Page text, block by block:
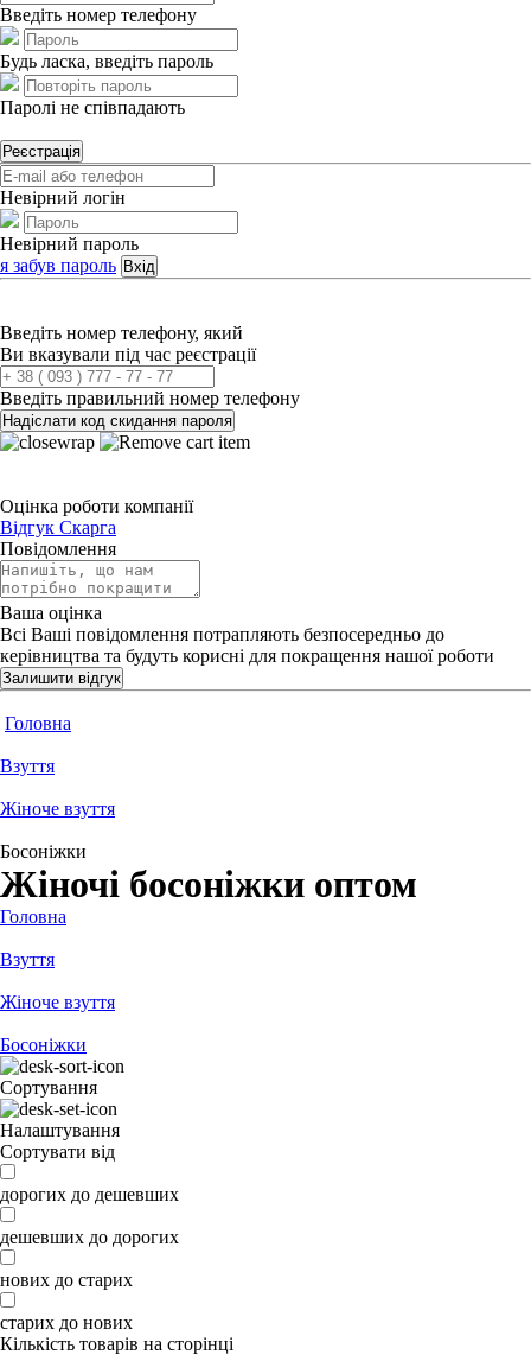
Введіть номер телефону
Будь ласка, введіть пароль
Паролі не співпадають
Реєстрація
Невірний логін
Невірний пароль
я забув пароль Вхід
Введіть номер телефону, який
Ви вказували під час реєстрації
Введіть правильний номер телефону
Надіслати код скидання пароля
Оцінка роботи компанії
Відгук Скарга
Повідомлення
Ваша оцінка
Всі Ваші повідомлення потрапляють безпосередньо до
керівництва та будуть корисні для покращення нашої роботи
Залишити відгук
Головна
Взуття
Жіноче взуття
Босоніжки
Жіночі босоніжки оптом
Головна
Взуття
Жіноче взуття
Босоніжки
Сортування
Налаштування
Сортувати від
дорогих до дешевших
дешевших до дорогих
нових до старих
старих до нових
Кількість товарів на сторінці